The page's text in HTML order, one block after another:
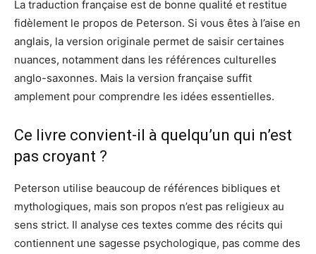
La traduction française est de bonne qualité et restitue
fidèlement le propos de Peterson. Si vous êtes à l’aise en
anglais, la version originale permet de saisir certaines
nuances, notamment dans les références culturelles
anglo-saxonnes. Mais la version française suffit
amplement pour comprendre les idées essentielles.
Ce livre convient-il à quelqu’un qui n’est
pas croyant ?
Peterson utilise beaucoup de références bibliques et
mythologiques, mais son propos n’est pas religieux au
sens strict. Il analyse ces textes comme des récits qui
contiennent une sagesse psychologique, pas comme des